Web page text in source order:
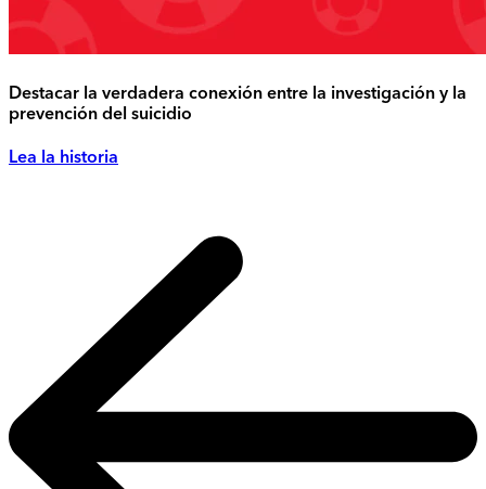
Destacar la verdadera conexión entre la investigación y la
prevención del suicidio
Lea la historia